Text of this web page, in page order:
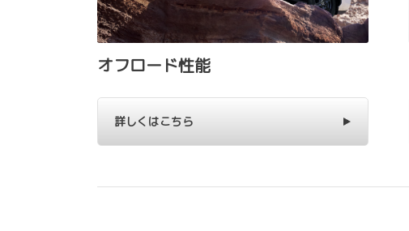
オフロード性能
詳しくはこちら